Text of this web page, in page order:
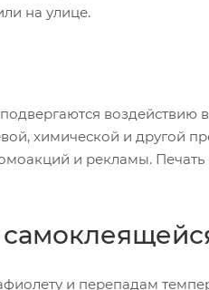
на улице.
воздействию
химической и другой
и рекламы.
и перепадам